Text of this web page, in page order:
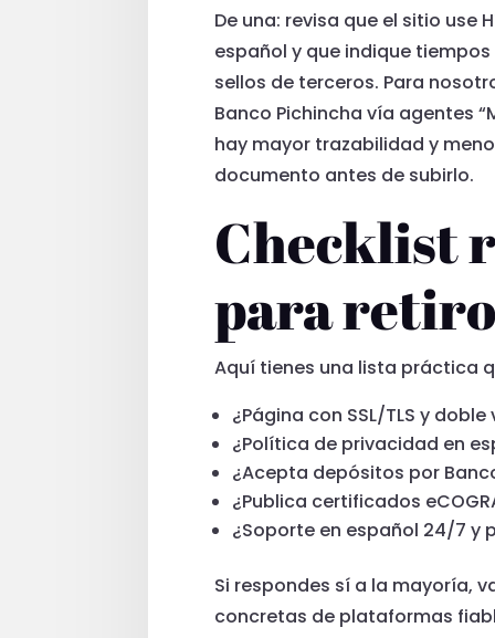
De una: revisa que el sitio use
español y que indique
sellos de terceros. Para
Banco Pichincha vía agentes
hay mayor trazabilidad y
documento antes de subirlo.
Checklist
para
Aquí tienes una lista práctica
¿Página con SSL/TLS y
¿Política de privacidad en
¿Acepta depósitos por
¿Publica certificados
¿Soporte en español 24/7 y
Si respondes sí a la mayoría,
concretas de plataformas